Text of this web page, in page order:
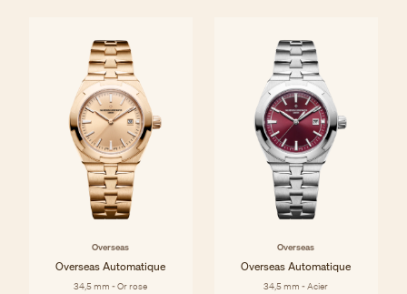
Overseas
Overseas Automatique
34,5 mm - Or rose
Overseas
Overseas Automatique
34,5 mm - Acier